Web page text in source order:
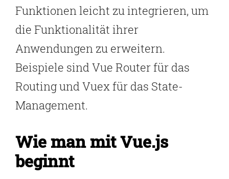
Funktionen leicht zu integrieren, um
die Funktionalität ihrer
Anwendungen zu erweitern.
Beispiele sind Vue Router für das
Routing und Vuex für das State-
Management.
Wie man mit Vue.js
beginnt